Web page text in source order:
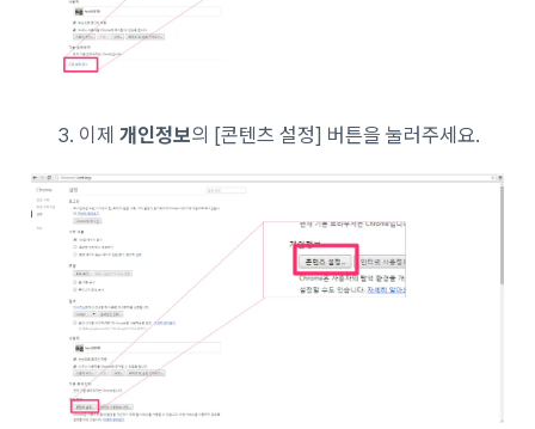
이제개인정보의 [콘텐츠 설정] 버튼을 눌러주세요.